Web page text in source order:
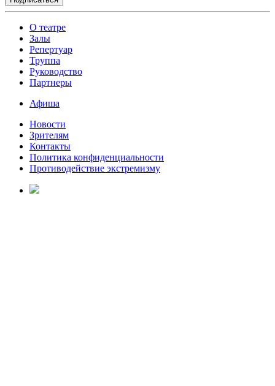
О театре
Залы
Репертуар
Труппа
Руководство
Партнеры
Афиша
Новости
Зрителям
Контакты
Политика конфиденциальности
Противодействие экстремизму